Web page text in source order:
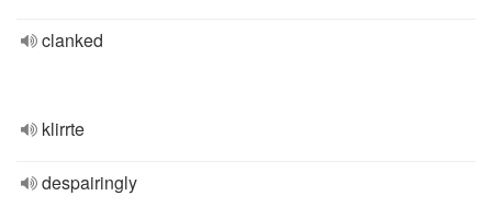
clanked
klirrte
despairingly